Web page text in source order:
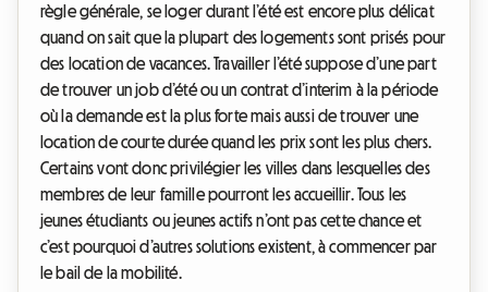
règle générale, se loger durant l’été est encore plus délicat
quand on sait que la plupart des logements sont prisés pour
des location de vacances. Travailler l’été suppose d’une part
de trouver un job d’été ou un contrat d’interim à la période
où la demande est la plus forte mais aussi de trouver une
location de courte durée quand les prix sont les plus chers.
Certains vont donc privilégier les villes dans lesquelles des
membres de leur famille pourront les accueillir. Tous les
jeunes étudiants ou jeunes actifs n’ont pas cette chance et
c’est pourquoi d’autres solutions existent, à commencer par
le bail de la mobilité.